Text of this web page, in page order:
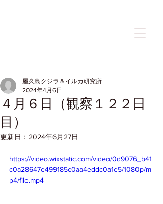
４月６日（観察１２２日
目）
屋久島クジラ＆イルカ研究所
2024年4月6日
更新日： 2024年6月27日
https://video.wixstatic.com/video/0d9076_b41
c0a28647e499185c0aa4eddc0a1e5/1080p/m
p4/file.mp4